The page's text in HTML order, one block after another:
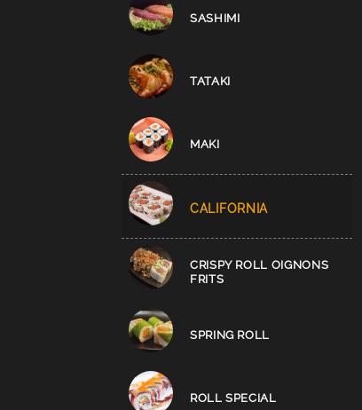
SASHIMI
TATAKI
MAKI
CALIFORNIA
CRISPY ROLL OIGNONS
FRITS
SPRING ROLL
ROLL SPECIAL